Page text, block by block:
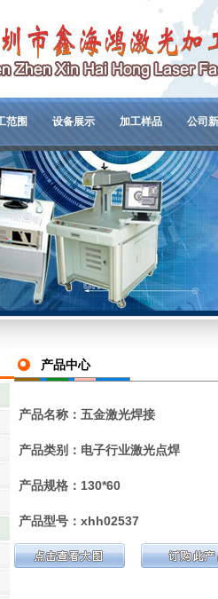
范围 设备展示 加工样品 公司
产品中心
产品名称：五金激光焊接
产品类别：电子行业激光点焊
产品规格：130*60
产品型号：xhh02537